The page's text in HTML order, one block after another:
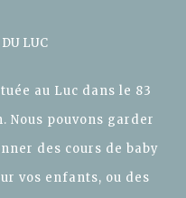
LUC
au Luc dans le 83
Nous pouvons garder
des cours de baby
vos enfants, ou des